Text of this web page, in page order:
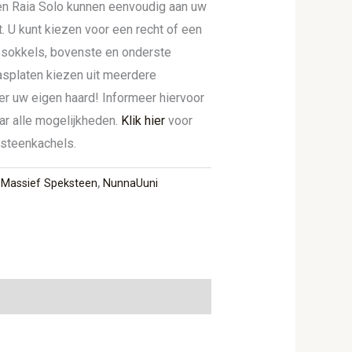
Raia Solo kunnen eenvoudig aan uw
U kunt kiezen voor een recht of een
bovenste en onderste
kiezen uit meerdere
uw eigen haard! Informeer hiervoor
alle mogelijkheden. Klik hier voor
Massief Speksteen, NunnaUuni